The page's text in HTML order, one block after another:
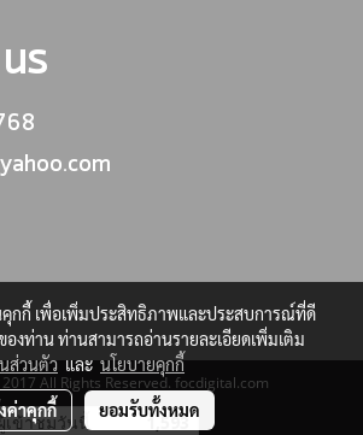
All Rights Reserved. focdigital.com
เข้าชมวันนี้ 1,593
คุกกี้ เพื่อเพิ่มประสิทธิภาพและประสบการณ์ที่ดี
องท่าน ท่านสามารถอ่านรายละเอียดเพิ่มเติม
ส่วนตัวและนโยบายคุกกี้
ค่าคุกกี้ ยอมรับทั้งหมด